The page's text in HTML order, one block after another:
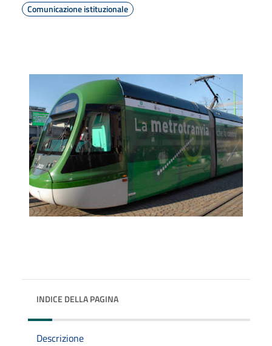
Comunicazione istituzionale
INDICE DELLA PAGINA
Descrizione